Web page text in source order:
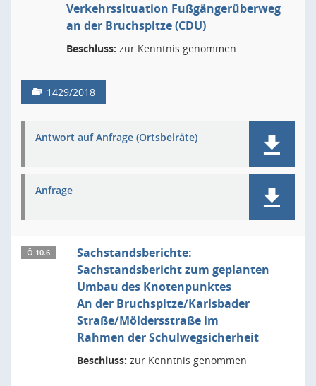
Verkehrssituation Fußgängerüberweg
an der Bruchspitze (CDU)
Beschluss: zur Kenntnis genommen
1429/2018
Antwort auf Anfrage (Ortsbeiräte)
Anfrage
Ö 10.6
Sachstandsberichte:
Sachstandsbericht zum geplanten
Umbau des Knotenpunktes
An der Bruchspitze/Karlsbader
Straße/Möldersstraße im
Rahmen der Schulwegsicherheit
Beschluss: zur Kenntnis genommen